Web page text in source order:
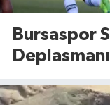
Bursaspor